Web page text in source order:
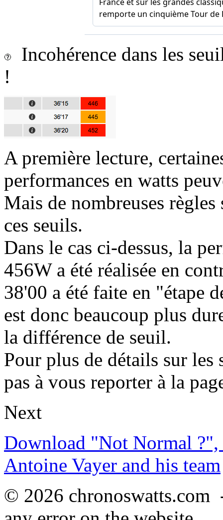
Incohérence dans les
!
A première lecture,
performances en watts
Mais de nombreuses
ces seuils.
Dans le cas ci-dessus, la
456W a été réalisée en
38'00 a été faite en "étape
est donc beaucoup plus
la différence de seuil.
Pour plus de détails sur les
pas à vous reporter à la
Next
Download "Not Normal ?",
Antoine Vayer and his team
© 2026